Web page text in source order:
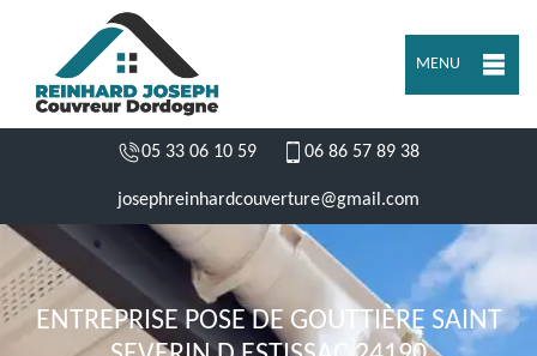
MENU
05 33 06 10 59 06 86 57 89 38
josephreinhardcouverture@gmail.com
ENTREPRISE POSE DE GOUTTIÈRE SAINT